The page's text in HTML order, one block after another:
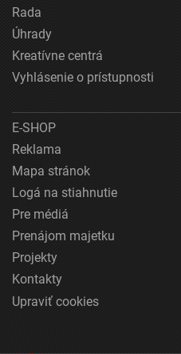
Rada
Úhrady
Kreatívne centrá
Vyhlásenie o prístupnosti
E-SHOP
Reklama
Mapa stránok
Logá na stiahnutie
Pre médiá
Prenájom majetku
Projekty
Kontakty
Upraviť cookies